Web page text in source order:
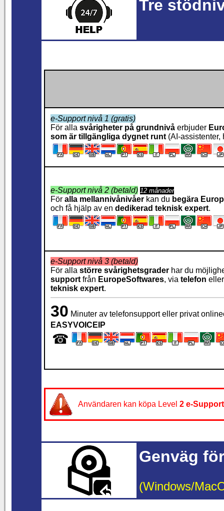
Tre
e-Support nivå 1 (gratis)
För alla svårigheter på grundnivå erbjuder
som är tillgängliga dygnet runt (AI-assistenter,
e-Support nivå 2 (betald) 12 månader
För alla mellannivånivåer kan du begära
och få hjälp av en dedikerad teknisk expert.
e-Support nivå 3 (betald)
För alla större svårighetsgrader har du
support från EuropeSoftwares, via telefon
teknisk expert.
30 Minuter av telefonsupport eller privat
EASYVOICEIP
☎
Användaren kan köpa Level 2 e-
Genväg
(Windows/